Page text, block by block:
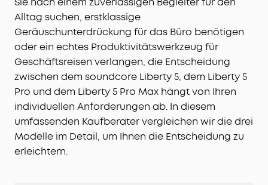
Alltag suchen, erstklassige
Geräuschunterdrückung für das Büro benötigen
oder ein echtes Produktivitätswerkzeug für
Geschäftsreisen verlangen, die Entscheidung
zwischen dem soundcore Liberty 5, dem Liberty 5
Pro und dem Liberty 5 Pro Max hängt von Ihren
individuellen Anforderungen ab. In diesem
umfassenden Kaufberater vergleichen wir die drei
Modelle im Detail, um Ihnen die Entscheidung zu
erleichtern.